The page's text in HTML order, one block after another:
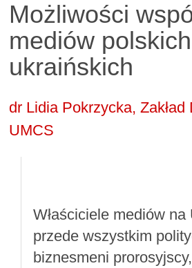
Możliwości
mediów
ukraińskich
dr Lidia Pokrzycka,
UMCS
Właściciele mediów na
przede wszystkim
biznesmeni